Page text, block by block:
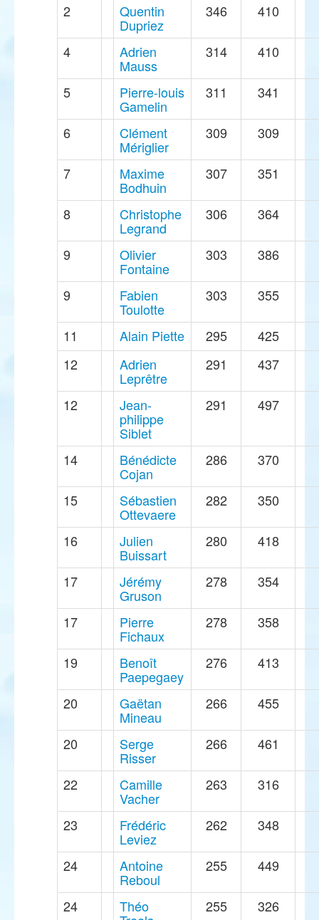
2 Quentin
Dupriez
346 410
4 Adrien
Mauss
314 410
5 Pierre-louis
Gamelin
311 341
6 Clément
Mériglier
309 309
7 Maxime
Bodhuin
307 351
8 Christophe
Legrand
306 364
9 Olivier
Fontaine
303 386
9 Fabien
Toulotte
303 355
11 Alain Piette 295
425
12
Adrien
Leprêtre
291 437
12 Jean-
philippe
Siblet
291 497
14 Bénédicte
Cojan
286 370
15 Sébastien
Ottevaere
282 350
16 Julien
Buissart
280 418
17 Jérémy
Gruson
278 354
17 Pierre
Fichaux
278 358
19 Benoît
Paepegaey
276 413
20 Gaëtan
Mineau
266 455
20 Serge
Risser
266 461
22 Camille
Vacher
263 316
23 Frédéric
Leviez
262 348
24 Antoine
Reboul
255 449
24 Théo 255 326